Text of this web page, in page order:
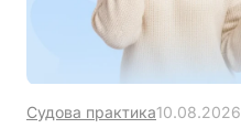
Судова практика10.08.2026